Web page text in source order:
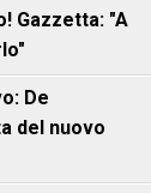
Gazzetta: "A
De
del nuovo